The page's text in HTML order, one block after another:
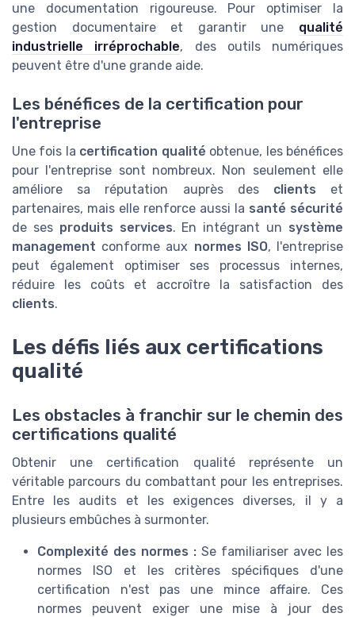
une documentation rigoureuse. Pour optimiser la
gestion documentaire et garantir une qualité
industrielle irréprochable, des outils numériques
peuvent être d'une grande aide.
Les bénéfices de la certification pour
l'entreprise
Une fois la certification qualité obtenue, les bénéfices
pour l'entreprise sont nombreux. Non seulement elle
améliore sa réputation auprès des clients et
partenaires, mais elle renforce aussi la santé sécurité
de ses produits services. En intégrant un système
management conforme aux normes ISO, l'entreprise
peut également optimiser ses processus internes,
réduire les coûts et accroître la satisfaction des
clients.
Les défis liés aux certifications
qualité
Les obstacles à franchir sur le chemin des
certifications qualité
Obtenir une certification qualité représente un
véritable parcours du combattant pour les entreprises.
Entre les audits et les exigences diverses, il y a
plusieurs embûches à surmonter.
Complexité des normes : Se familiariser avec les
normes ISO et les critères spécifiques d'une
certification n'est pas une mince affaire. Ces
normes peuvent exiger une mise à jour des